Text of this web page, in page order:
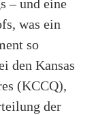
– und eine
was ein
so
den Kansas
(KCCQ),
der